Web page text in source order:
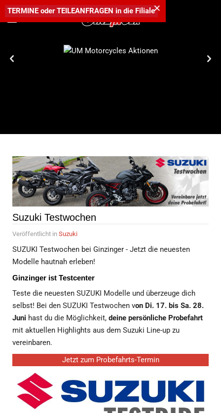
Entdecke die lässigen 125er und 300er Bikes von UM
Veröffentlicht inSuzuki
SUZUKI Testwochen bei Ginzinger - Jetzt die neuesten
Modelle hautnah erleben!
Ginzinger ist Testcenter
Teste die neuesten SUZUKI Modelle und überzeuge dich
selbst! Bei den SUZUKI Testwochen v
Junihast du die Möglichkeit,deine persönliche Probefahrt
mit aktuellen Highlights aus dem Suzuki Line-up zu
Jetzt zum Probefahrts-Termin
Wie komme ich zu meinem Testride?
Alles was du für eine Probefahrt brauchst, sind:
×
TERMINE oderTEILEANFRAGEN in die Filiale